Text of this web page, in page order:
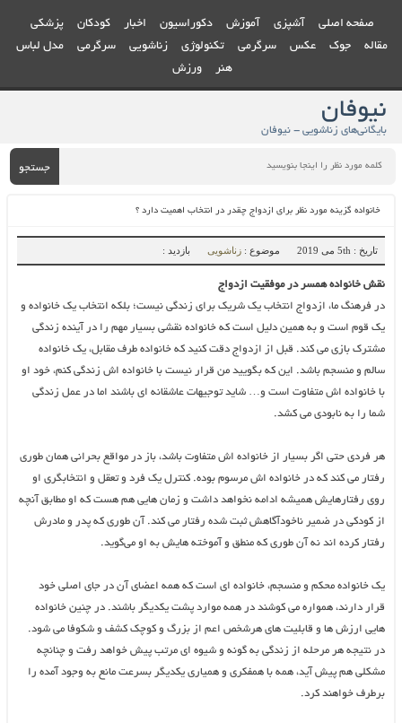
صفحه اصلی آشپزی آموزش دکوراسیون اخبار کودکان
پزشکی
مقاله
جوک عکس سرگرمی تکنولوژی زناشویی سرگرمی
مدل لباس
هنر
ورزش
نیوفان
بایگانی‌های زناشویی - نیوفان
جستجو
خانواده گزینه مورد نظر برای ازدواج چقدر در انتخاب اهمیت دارد ؟
تاریخ : 5th می 2019 موضوع : زناشویی بازدید :
نقش خانواده همسر در موفقیت ازدواج
در فرهنگ ما، ازدواج انتخاب یک شریک برای زندگی نیست؛ بلکه انتخاب یک خانواده و
یک قوم است و به همین دلیل است که خانواده نقشی بسیار مهم را در آینده زندگی
مشترک بازی می کند. قبل از ازدواج دقت کنید که خانواده طرف مقابل، یک خانواده
سالم و منسجم باشد. این که بگویید من قرار نیست با خانواده اش زندگی کنم، خود او
با خانواده اش متفاوت است و… شاید توجیهات عاشقانه ای باشند اما در عمل زندگی
شما را به نابودی می کشد.
هر فردی حتی اگر بسیار از خانواده اش متفاوت باشد، باز در مواقع بحرانی همان طوری
رفتار می کند که در خانواده اش مرسوم بوده. کنترل یک فرد و تعقل و انتخابگری او
روی رفتارهایش همیشه ادامه نخواهد داشت و زمان هایی هم هست که او مطابق آنچه
از کودکی در ضمیر ناخودآگاهش ثبت شده رفتار می کند. آن طوری که پدر و مادرش
رفتار کرده اند نه آن طوری که منطق و آموخته هایش به او می‌گوید.
یک خانواده محکم و منسجم، خانواده ای است که همه اعضای آن در جای اصلی خود
قرار دارند، همواره می کوشند در همه موارد پشت یکدیگر باشند. در چنین خانواده
هایی ارزش ها و قابلیت های هرشخص اعم از بزرگ و کوچک کشف و شکوفا می شود.
در نتیجه هر مرحله از زندگی به گونه و شیوه ای مرتب پیش خواهد رفت و چنانچه
مشکلی هم پیش آید، همه با همفکری و همیاری یکدیگر بسرعت مانع به وجود آمده را
برطرف خواهند کرد.